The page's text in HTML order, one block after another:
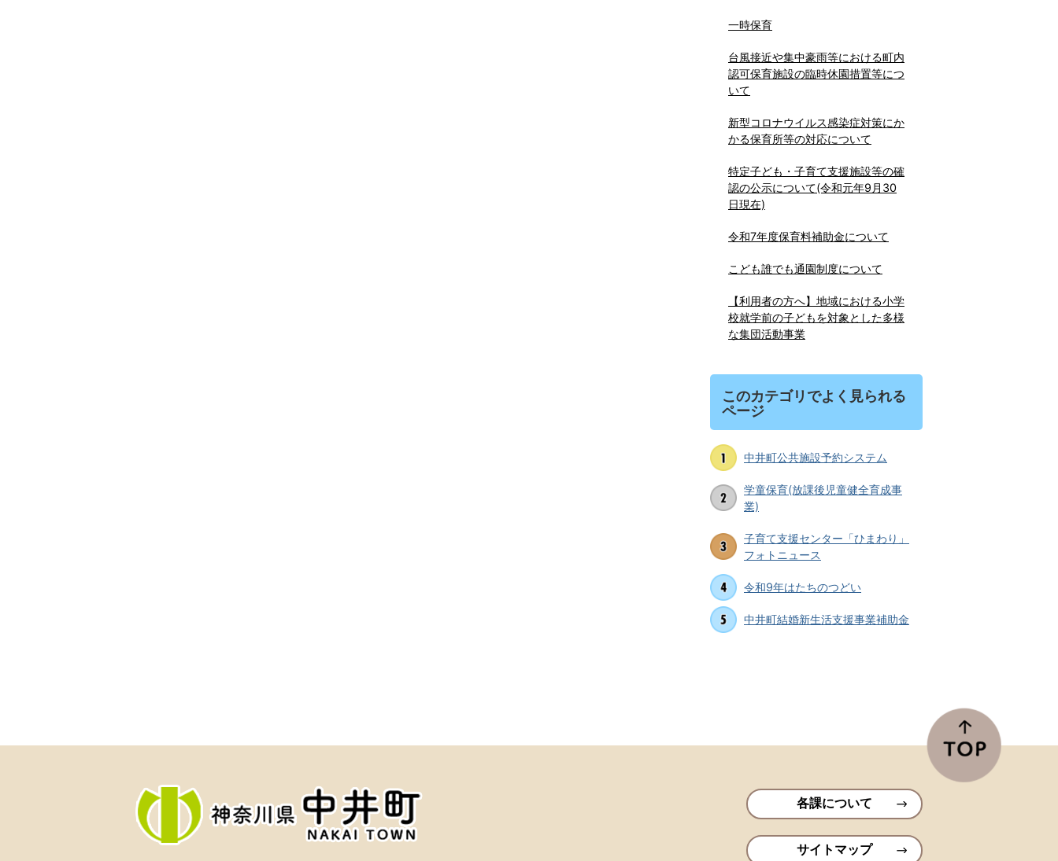
一時保育
台風接近や集中豪雨等における町内
認可保育施設の臨時休園措置等につ
いて
新型コロナウイルス感染症対策にか
かる保育所等の対応について
特定子ども・子育て支援施設等の確
認の公示について(令和元年9月30
日現在)
令和7年度保育料補助金について
こども誰でも通園制度について
【利用者の方へ】地域における小学
校就学前の子どもを対象とした多様
な集団活動事業
このカテゴリでよく見られる
ページ
中井町公共施設予約システム
学童保育(放課後児童健全育成事
業)
子育て支援センター「ひまわり」
フォトニュース
令和9年はたちのつどい
中井町結婚新生活支援事業補助金
各課について
サイトマップ